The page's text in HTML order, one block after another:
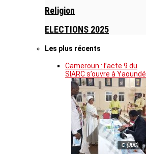
Religion
ELECTIONS 2025
Les plus récents
Cameroun : l’acte 9 du
SIARC s’ouvre à Yaoundé
© (JDC)